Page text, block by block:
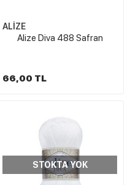
ALİZE
Alize Diva 488 Safran
66,00 TL
STOKTA YOK